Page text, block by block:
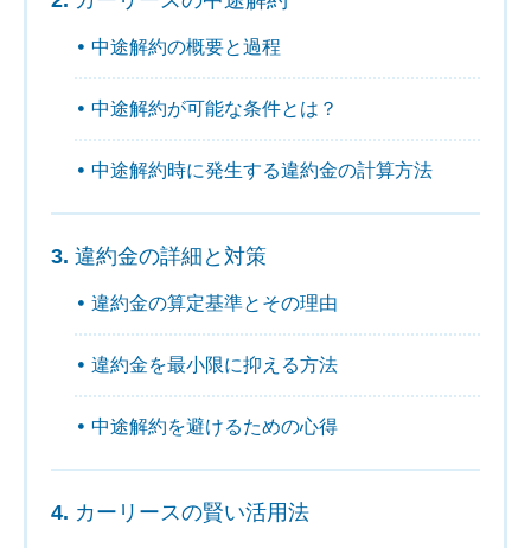
中途解約の概要と過程
中途解約が可能な条件とは？
中途解約時に発生する違約金の計算方法
違約金の詳細と対策
違約金の算定基準とその理由
違約金を最小限に抑える方法
中途解約を避けるための心得
カーリースの賢い活用法